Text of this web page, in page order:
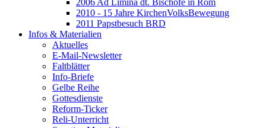
2006 Ad Limina dt. Bischöfe in Rom
2010 - 15 Jahre KirchenVolksBewegung
2011 Papstbesuch BRD
Infos & Materialien
Aktuelles
E-Mail-Newsletter
Faltblätter
Info-Briefe
Gelbe Reihe
Gottesdienste
Reform-Ticker
Reli-Unterricht